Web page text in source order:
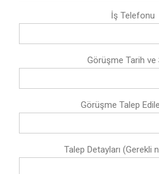
İş Telefonu
Görüşme Tarih ve
Görüşme Talep
Talep Detayları (Gerekli